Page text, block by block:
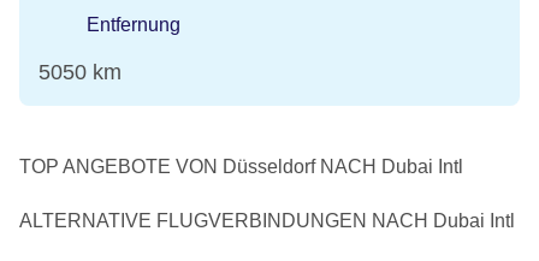
Entfernung
5050 km
TOP ANGEBOTE VON Düsseldorf NACH Dubai Intl
ALTERNATIVE FLUGVERBINDUNGEN NACH Dubai Intl